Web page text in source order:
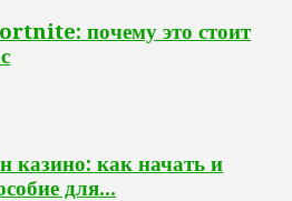
почему это стоит
казино: как начать и
для...